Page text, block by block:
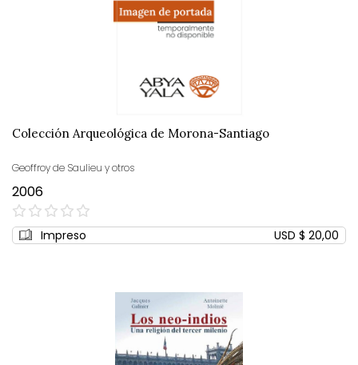
Colección Arqueológica de Morona-Santiago
Geoffroy de Saulieu y otros
2006
0%
Impreso USD $ 20,00